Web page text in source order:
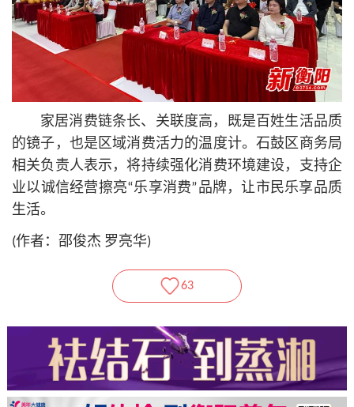
家居消费链条长、关联度高，既是百姓生活品质
的镜子，也是区域消费活力的温度计。石鼓区商务局
相关负责人表示，将持续强化消费环境建设，支持企
业以诚信经营擦亮“乐享消费”品牌，让市民乐享品质
生活。
(作者：邵俊杰 罗亮华)
63